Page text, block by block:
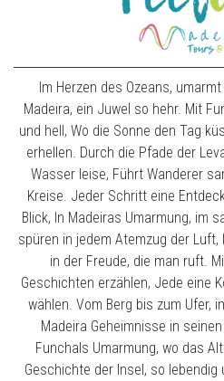
Im Herzen des Ozeans,
Madeira, ein Juwel so hehr. Mit
und hell, Wo die Sonne den Tag
erhellen. Durch die Pfade der
Wasser leise, Führt Wanderer
Kreise. Jeder Schritt eine
Blick, In Madeiras Umarmung, im
spüren in jedem Atemzug der
in der Freude, die man ruft.
Geschichten erzählen, Jede eine
wählen. Vom Berg bis zum Ufer,
Madeira Geheimnisse in
Funchals Umarmung, wo das
Geschichte der Insel, so